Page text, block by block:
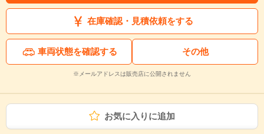
在庫確認・見積依頼をする
車両状態を確認する その他
※メールアドレスは販売店に公開されません
お気に入りに追加